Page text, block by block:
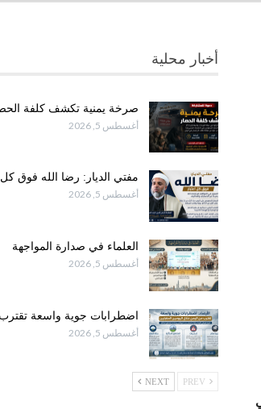
أخبار محلية
صرخة يمنية تكشف كلفة
أغسطس 5, 2026
مفتي الديار: رضا الله فوق كل
أغسطس 5, 2026
العلماء في صدارة المواجهة
أغسطس 5, 2026
اضطرابات جوية واسعة
أغسطس 5, 2026
NEXT